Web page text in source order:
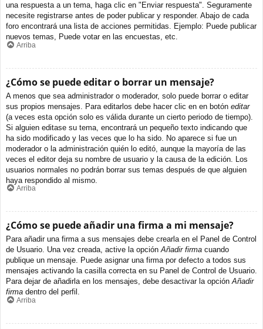
una respuesta a un tema, haga clic en "Enviar respuesta". Seguramente
necesite registrarse antes de poder publicar y responder. Abajo de cada
foro encontrará una lista de acciones permitidas. Ejemplo: Puede publicar
nuevos temas, Puede votar en las encuestas, etc.
Arriba
¿Cómo se puede editar o borrar un mensaje?
A menos que sea administrador o moderador, solo puede borrar o editar
sus propios mensajes. Para editarlos debe hacer clic en en botón editar
(a veces esta opción solo es válida durante un cierto periodo de tiempo).
Si alguien editase su tema, encontrará un pequeño texto indicando que
ha sido modificado y las veces que lo ha sido. No aparece si fue un
moderador o la administración quién lo editó, aunque la mayoría de las
veces el editor deja su nombre de usuario y la causa de la edición. Los
usuarios normales no podrán borrar sus temas después de que alguien
haya respondido al mismo.
Arriba
¿Cómo se puede añadir una firma a mi mensaje?
Para añadir una firma a sus mensajes debe crearla en el Panel de Control
de Usuario. Una vez creada, active la opciónAñadir firma cuando
publique un mensaje. Puede asignar una firma por defecto a todos sus
mensajes activando la casilla correcta en su Panel de Control de Usuario.
Para dejar de añadirla en los mensajes, debe desactivar la opciónAñadir
firma dentro del perfil.
Arriba